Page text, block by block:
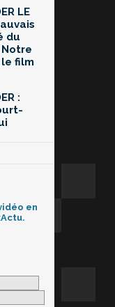
LE
du
film
:
en